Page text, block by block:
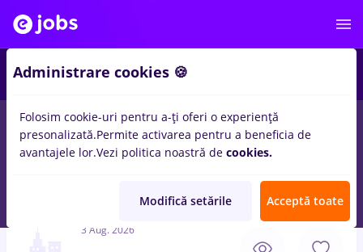
Salarii Fără experiență Entry-Level (< 2 ani)
3 Aug. 2026
Administrare cookies 🍪
Folosim cookie-uri pentru a-ți oferi o experiență
presonalizată.Permite activarea pentru a beneficia de
avantajele lor.Vezi politica noastră de cookies.
Modifică setările Acceptă toate